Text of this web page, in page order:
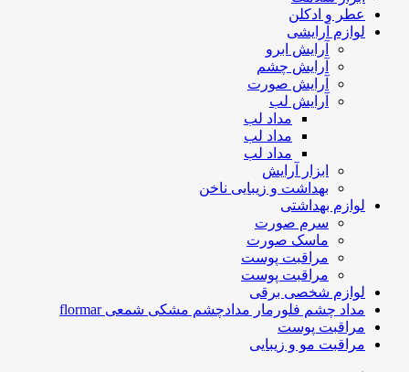
عطر و ادکلن
لوازم آرایشی
آرایش ابرو
آرایش چشم
آرایش صورت
آرایش لب
مداد لب
مداد لب
مداد لب
ابزار آرایش
بهداشت و زیبایی ناخن
لوازم بهداشتی
سرم صورت
ماسک صورت
مراقبت پوست
مراقبت پوست
لوازم شخصی برقی
مداد چشم فلورمار مدادچشم مشکی شمعی flormar
مراقبت پوست
مراقبت مو و زیبایی